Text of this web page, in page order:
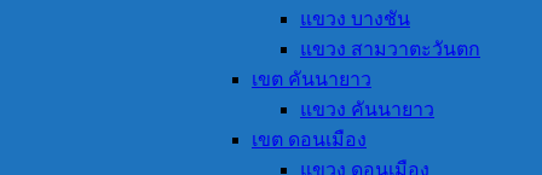
แขวง บางชัน
แขวง สามวาตะวันตก
เขต คันนายาว
แขวง คันนายาว
เขต ดอนเมือง
แขวง ดอนเมือง